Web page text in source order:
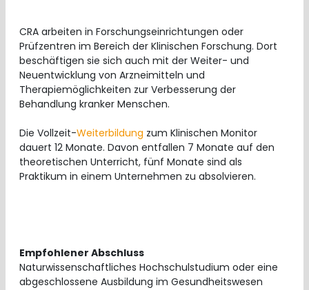
CRA arbeiten in Forschungseinrichtungen oder
Prüfzentren im Bereich der Klinischen Forschung. Dort
beschäftigen sie sich auch mit der Weiter- und
Neuentwicklung von Arzneimitteln und
Therapiemöglichkeiten zur Verbesserung der
Behandlung kranker Menschen.
Die Vollzeit-Weiterbildung zum Klinischen Monitor
dauert 12 Monate. Davon entfallen 7 Monate auf den
theoretischen Unterricht, fünf Monate sind als
Praktikum in einem Unternehmen zu absolvieren.
Empfohlener Abschluss
Naturwissenschaftliches Hochschulstudium oder eine
abgeschlossene Ausbildung im Gesundheitswesen